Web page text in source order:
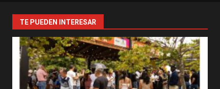
sin
precedentes:
80.000
almas
vibraron
con
TE PUEDEN INTERESAR